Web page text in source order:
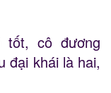
tốt, cô đương
đại khái là hai,